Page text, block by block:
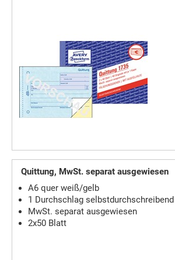
Quittung, MwSt. separat ausgewiesen
A6 quer weiß/gelb
1 Durchschlag selbstdurchschreibend
MwSt. separat ausgewiesen
2x50 Blatt